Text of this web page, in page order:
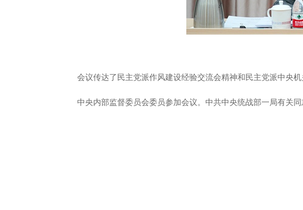
会议传达了民主党派作风建设经验交流会精神和民主党派中央
中央内部监督委员会委员参加会议。中共中央统战部一局有关